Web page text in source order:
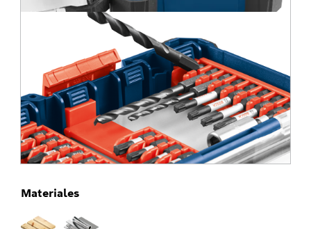
Materiales